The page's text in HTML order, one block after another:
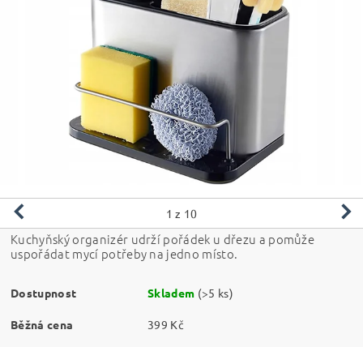
1 z 10
Kuchyňský organizér udrží pořádek u dřezu a pomůže
uspořádat mycí potřeby na jedno místo.
Dostupnost Skladem (>5 ks)
Běžná cena 399 Kč